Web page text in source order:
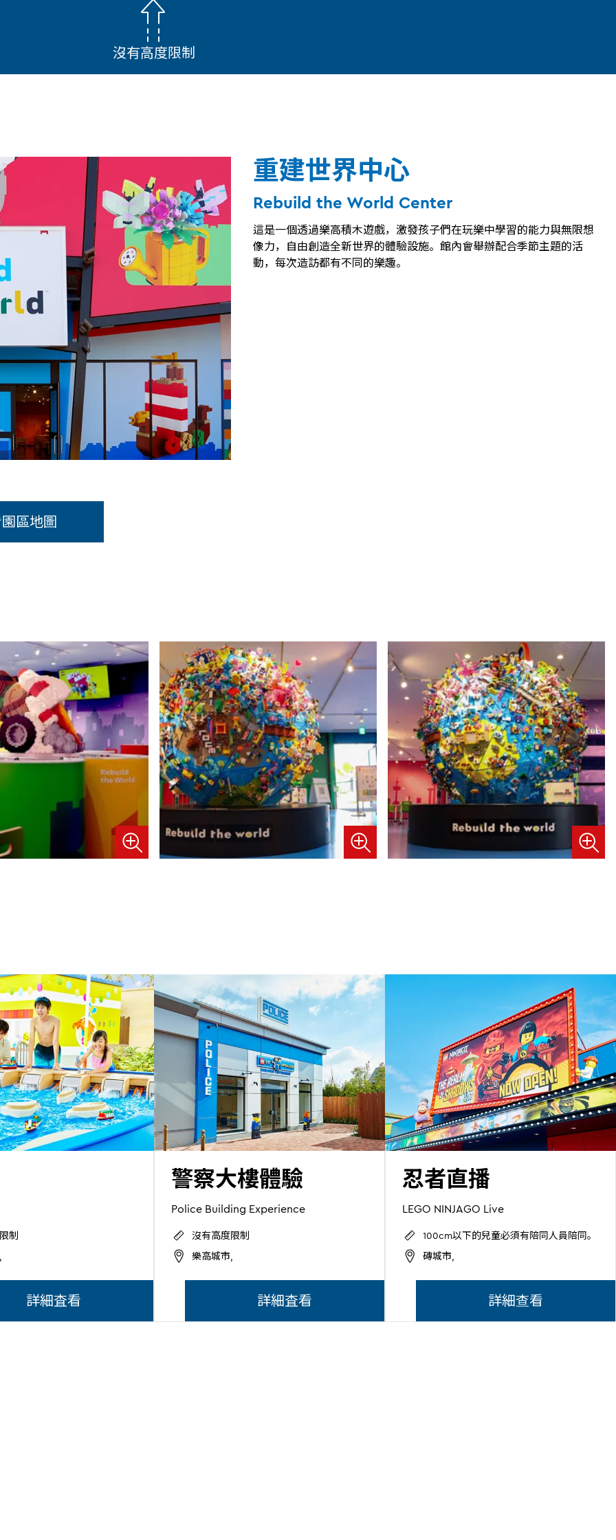
沒有高度限制
重建世界中心
Rebuild the World Center
這是一個透過樂高積木遊戲，激發孩子們在玩樂中學習的能力與無限想
像力，自由創造全新世界的體驗設施。館內會舉辦配合季節主題的活
動，每次造訪都有不同的樂趣。
區地圖
制
詳細査看
警察大樓體驗
Police Building Experience
沒有高度限制
樂高城市,
詳細査看
忍者直播
LEGO NINJAGO Live
100cm以下的兒童必須有陪同人員陪同。
磚城市,
詳細查看